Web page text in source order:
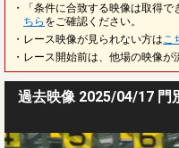
・「条件に合致する映像は取得
ちら をご確認ください。
・レース映像が見られない方は こ
・レース開始前は、他場の映像が
過去映像 2025/04/17 門